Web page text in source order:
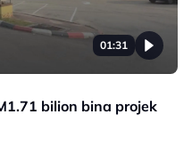
01:31
bilion bina projek